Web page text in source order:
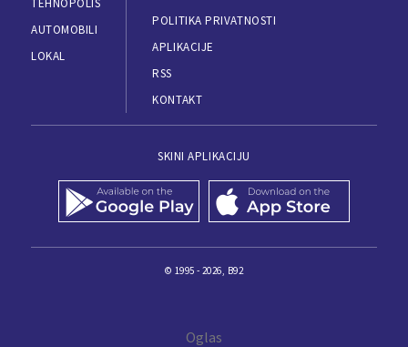
AUTOMOBILI
LOKAL
POLITIKA PRIVATNOSTI
APLIKACIJE
RSS
KONTAKT
SKINI APLIKACIJU
© 1995 - 2026, B92